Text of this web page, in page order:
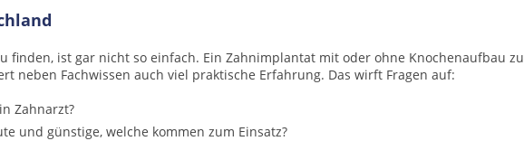
finden, ist gar nicht so einfach. Ein Zahnimplantat mit oder ohne Knochenaufbau zu
neben Fachwissen auch viel praktische Erfahrung. Das wirft Fragen auf:
Zahnarzt?
und günstige, welche kommen zum Einsatz?